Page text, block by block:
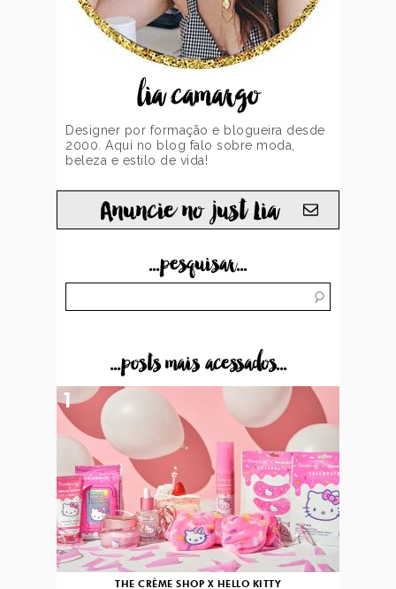
lia camargo
Designer por formação e blogueira desde
2000. Aqui no blog falo sobre moda,
beleza e estilo de vida!
Anuncie no just Lia
...pesquisar...
...posts mais acessados...
THE CRÈME SHOP X HELLO KITTY
1